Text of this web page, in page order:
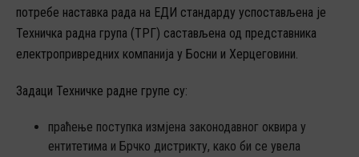
КОНТАКТ
ИЗЈАВА О ОДГОВОРНОСТИ
потребе наставка рада на ЕДИ стандарду успостављена је
Техничка радна група (ТРГ) састављена од представника
електропривредних компанија у Босни и Херцеговини.
Задаци Техничке радне групе су:
праћење поступка измјена законодавног оквира у
ентитетима и Брчко дистрикту, како би се увела